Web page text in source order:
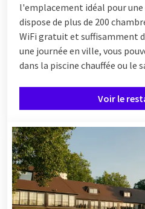
Le brunch du dimanche chez Van
généralement vers 11:30 uur,
peut varier selon l'hôtel Van der
les horaires de l'hôtel de votre
profiter pleinement d'un brunch
copieux.
Réservez facilement
Voulez-vous être assuré d'un
savoureux ? Réservez
garantie d'une place et pourrez
les délicieuses choses que notre
l'emplacement idéal pour
dispose de plus de 200
WiFi gratuit et suffisamment
une journée en ville, vous
dans la piscine chauffée ou le
Voir le